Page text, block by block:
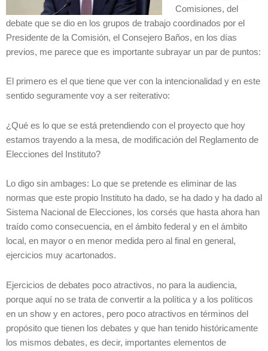
Comisiones, del
debate que se dio en los grupos de trabajo coordinados por el
Presidente de la Comisión, el Consejero Baños, en los días
previos, me parece que es importante subrayar un par de puntos:
El primero es el que tiene que ver con la intencionalidad y en este
sentido seguramente voy a ser reiterativo:
¿Qué es lo que se está pretendiendo con el proyecto que hoy
estamos trayendo a la mesa, de modificación del Reglamento de
Elecciones del Instituto?
Lo digo sin ambages: Lo que se pretende es eliminar de las
normas que este propio Instituto ha dado, se ha dado y ha dado al
Sistema Nacional de Elecciones, los corsés que hasta ahora han
traído como consecuencia, en el ámbito federal y en el ámbito
local, en mayor o en menor medida pero al final en general,
ejercicios muy acartonados.
Ejercicios de debates poco atractivos, no para la audiencia,
porque aquí no se trata de convertir a la política y a los políticos
en un show y en actores, pero poco atractivos en términos del
propósito que tienen los debates y que han tenido históricamente
los mismos debates, es decir, importantes elementos de